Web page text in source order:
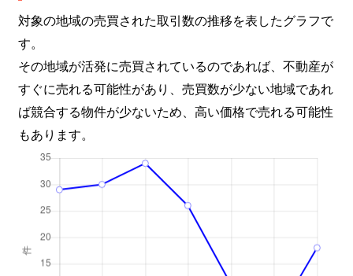
対象の地域の売買された取引数の推移を表したグラフで
す。
その地域が活発に売買されているのであれば、不動産が
すぐに売れる可能性があり、売買数が少ない地域であれ
ば競合する物件が少ないため、高い価格で売れる可能性
もあります。